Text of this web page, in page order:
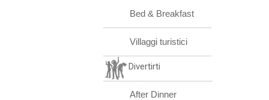
Bed & Breakfast
Villaggi turistici
Divertirti
After Dinner